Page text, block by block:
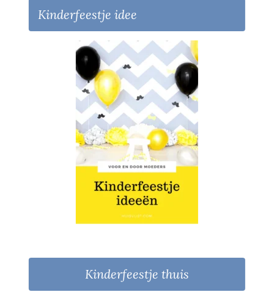
Kinderfeestje idee
Kinderfeestje thuis